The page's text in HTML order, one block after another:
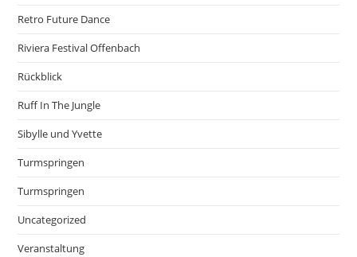
Retro Future Dance
Riviera Festival Offenbach
Rückblick
Ruff In The Jungle
Sibylle und Yvette
Turmspringen
Turmspringen
Uncategorized
Veranstaltung